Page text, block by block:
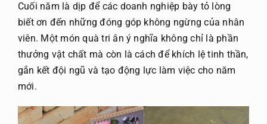
Cuối năm là dịp để các doanh nghiệp bày tỏ lòng
biết ơn đến những đóng góp không ngừng của nhân
viên. Một món quà tri ân ý nghĩa không chỉ là phần
thưởng vật chất mà còn là cách để khích lệ tinh thần,
gắn kết đội ngũ và tạo động lực làm việc cho năm
mới.